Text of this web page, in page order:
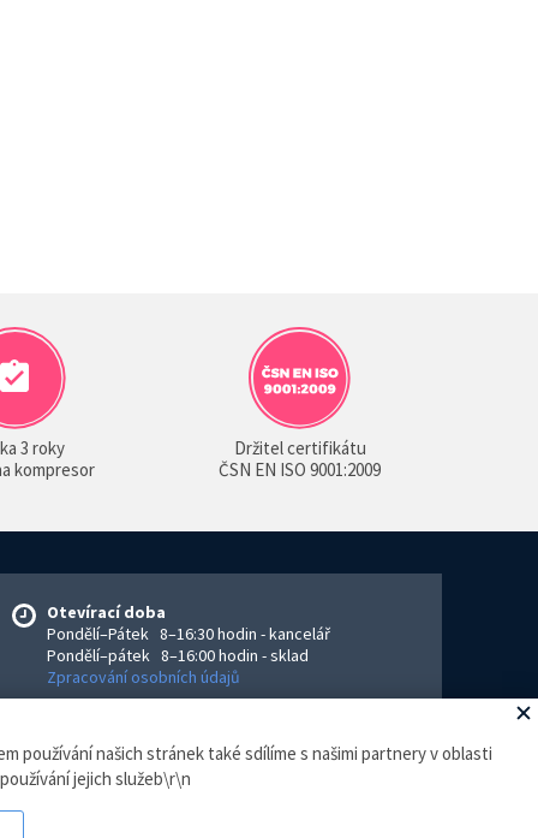
3 roky
kompresor
Držitel certifikátu
ČSN EN ISO 9001:2009
Otevírací doba
Pondělí–Pátek 8–16:30 hodin - kancelář
Pondělí–pátek 8–16:00 hodin - sklad
Zpracování osobních údajů
.
používání našich stránek také sdílíme s našimi partnery v oblasti
jejich služeb\r\n